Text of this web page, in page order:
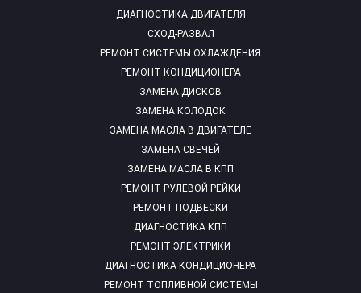
ДИАГНОСТИКА ДВИГАТЕЛЯ
СХОД-РАЗВАЛ
РЕМОНТ СИСТЕМЫ ОХЛАЖДЕНИЯ
РЕМОНТ КОНДИЦИОНЕРА
ЗАМЕНА ДИСКОВ
ЗАМЕНА КОЛОДОК
ЗАМЕНА МАСЛА В ДВИГАТЕЛЕ
ЗАМЕНА СВЕЧЕЙ
ЗАМЕНА МАСЛА В КПП
РЕМОНТ РУЛЕВОЙ РЕЙКИ
РЕМОНТ ПОДВЕСКИ
ДИАГНОСТИКА КПП
РЕМОНТ ЭЛЕКТРИКИ
ДИАГНОСТИКА КОНДИЦИОНЕРА
РЕМОНТ ТОПЛИВНОЙ СИСТЕМЫ